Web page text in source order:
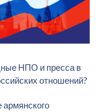
НПО и пресса в
отношений?
армянского